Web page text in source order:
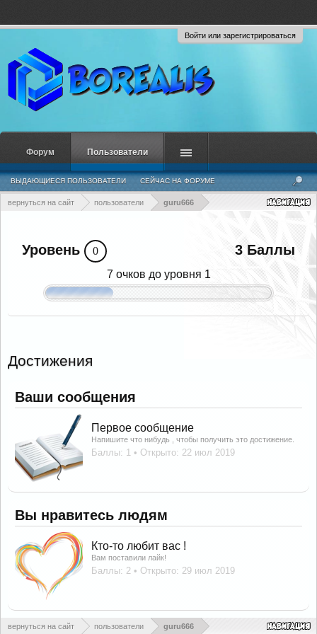
Войти или зарегистрироваться
вернуться на сайт пользователи guru666
Уровень 0 3 Баллы
7 очков до уровня 1
Достижения
Ваши сообщения
Первое сообщение
Напишите что нибудь , чтобы получить это достижение.
Баллы: 1 Открыто: 22 июл 2019
Вы нравитесь людям
Кто-то любит вас !
Вам поставили лайк!
Баллы: 2 Открыто: 29 июл 2019
вернуться на сайт пользователи guru666
Форум Пользователи
ВЫДАЮЩИЕСЯ ПОЛЬЗОВАТЕЛИ СЕЙЧАС НА ФОРУМЕ
НЕДАВНЯЯ АКТИВНОСТЬ НОВЫЕ СООБЩЕНИЯ ПРОФИЛЯ